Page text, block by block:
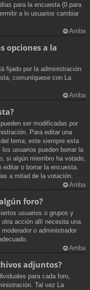
para la encuesta (0 para
a lo usuarios cambiar
Arriba
opciones a la
fijado por la administración.
comuníquese con La
Arriba
ser modificadas por
Para editar una
tema; este siempre esta
usuarios pueden borrar la
si algún miembro ha votado,
o borrar la encuesta.
a mitad de la votación.
Arriba
foro?
usuarios o grupos y
otra acción allí necesita una
o administrador
Arriba
adjuntos?
para cada foro,
Tal vez La